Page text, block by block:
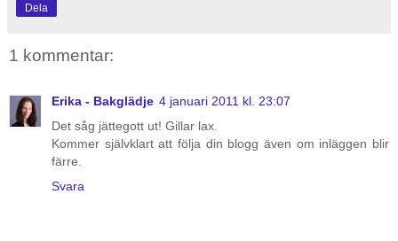
Dela
1 kommentar:
Erika - Bakglädje 4 januari 2011 kl. 23:07
Det såg jättegott ut! Gillar lax.
Kommer självklart att följa din blogg även om inläggen blir
färre.
Svara